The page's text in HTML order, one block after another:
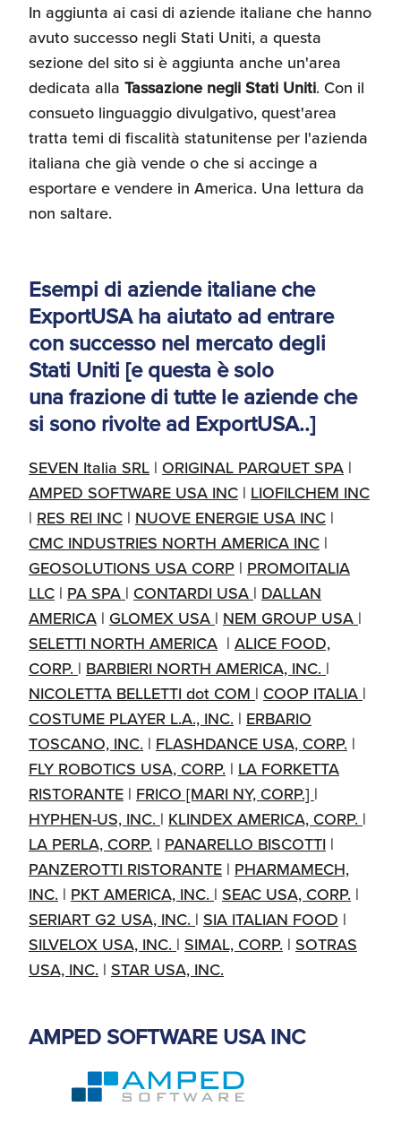
In aggiunta ai casi di aziende italiane che hanno
avuto successo negli Stati Uniti, a questa
sezione del sito si è aggiunta anche un'area
dedicata alla Tassazione negli Stati Uniti. Con il
consueto linguaggio divulgativo, quest'area
tratta temi di fiscalità statunitense per l'azienda
italiana che già vende o che si accinge a
esportare e vendere in America. Una lettura da
non saltare.
Esempi di aziende italiane che
ExportUSA ha aiutato ad entrare
con successo nel mercato degli
Stati Uniti [e questa è solo
una frazione di tutte le aziende che
si sono rivolte ad ExportUSA..]
SEVEN Italia SRL | ORIGINAL PARQUET SPA |
AMPED SOFTWARE USA INC | LIOFILCHEM INC
| RES REI INC | NUOVE ENERGIE USA INC |
CMC INDUSTRIES NORTH AMERICA INC |
GEOSOLUTIONS USA CORP | PROMOITALIA
LLC | PA SPA | CONTARDI USA | DALLAN
AMERICA | GLOMEX USA | NEM GROUP USA |
SELETTI NORTH AMERICA | ALICE FOOD,
CORP. | BARBIERI NORTH AMERICA, INC. |
NICOLETTA BELLETTI dot COM | COOP ITALIA |
COSTUME PLAYER L.A., INC. | ERBARIO
TOSCANO, INC. | FLASHDANCE USA, CORP. |
FLY ROBOTICS USA, CORP. | LA FORKETTA
RISTORANTE | FRICO [MARI NY, CORP.] |
HYPHEN-US, INC. | KLINDEX AMERICA, CORP. |
LA PERLA, CORP. | PANARELLO BISCOTTI |
PANZEROTTI RISTORANTE | PHARMAMECH,
INC. | PKT AMERICA, INC. | SEAC USA, CORP. |
SERIART G2 USA, INC. | SIA ITALIAN FOOD |
SILVELOX USA, INC. | SIMAL, CORP. | SOTRAS
USA, INC. | STAR USA, INC.
AMPED SOFTWARE USA INC